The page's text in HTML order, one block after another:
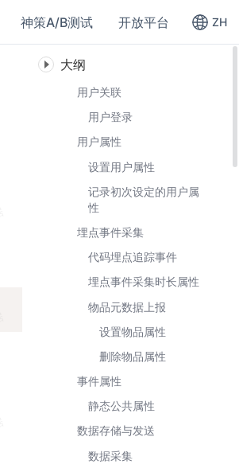
神策A/B测试 开放平台 ZH
大纲
用户关联
用户登录
用户属性
设置用户属性
记录初次设定的用户属
性
埋点事件采集
代码埋点追踪事件
埋点事件采集时长属性
物品元数据上报
设置物品属性
删除物品属性
事件属性
静态公共属性
数据存储与发送
数据采集